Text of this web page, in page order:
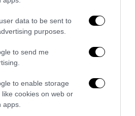
data to be sent to
purposes.
to send me
to enable storage
cookies on web or
δήλωση και
που υπερβαίνει τις
της αναγνώρισε
και πρότεινε να
Τελικά το δικαστήριο
φυλάκιση με